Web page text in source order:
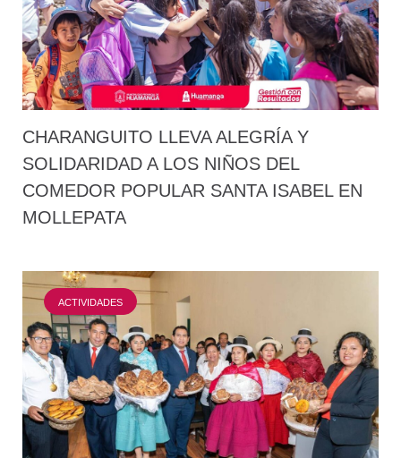
CHARANGUITO LLEVA ALEGRÍA Y
SOLIDARIDAD A LOS NIÑOS DEL
COMEDOR POPULAR SANTA ISABEL EN
MOLLEPATA
ACTIVIDADES